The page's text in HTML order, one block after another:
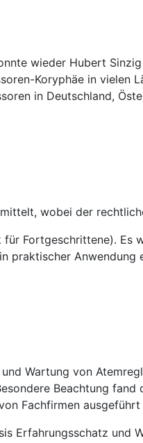
wieder Hubert
Koryphäe in
in Deutschland,
wobei der
Fortgeschrittene). Es
praktischer Anwendung
Wartung von
Beachtung
Fachfirmen
Erfahrungsschatz